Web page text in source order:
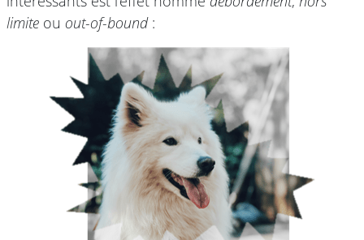
limite ou out-of-bound: